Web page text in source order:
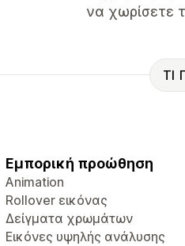
να χωρίσετε
ΤΙ
Εμπορική προώθηση
Animation
Rollover εικόνας
Δείγματα χρωμάτων
Εικόνες υψηλής ανάλυσης